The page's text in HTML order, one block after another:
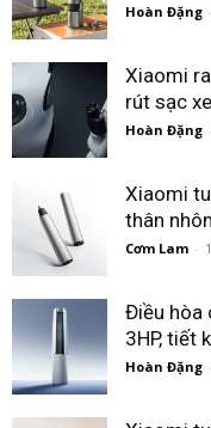
Hoàn Đặng -
Xiaomi
rút sạc
Hoàn Đặng -
Xiaomi
thân
Cơm Lam -
Điều hòa
3HP, tiết
Hoàn Đặng -